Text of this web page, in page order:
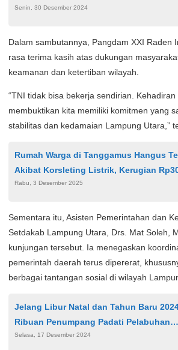
Senin, 30 Desember 2024
Dalam sambutannya, Pangdam XXI Raden
rasa terima kasih atas dukungan
keamanan dan ketertiban wilayah.
“TNI tidak bisa bekerja sendirian.
membuktikan kita memiliki komitmen yang
stabilitas dan kedamaian Lampung Utara,”
Rumah Warga di Tanggamus Hangus
Akibat Korsleting Listrik, Kerugian
Rabu, 3 Desember 2025
Sementara itu, Asisten Pemerintahan dan
Setdakab Lampung Utara, Drs. Mat Soleh,
kunjungan tersebut. Ia menegaskan
pemerintah daerah terus dipererat,
berbagai tantangan sosial di wilayah
Jelang Libur Natal dan Tahun Baru
Ribuan Penumpang Padati Pelabuhan
Samudera Bitung
Selasa, 17 Desember 2024